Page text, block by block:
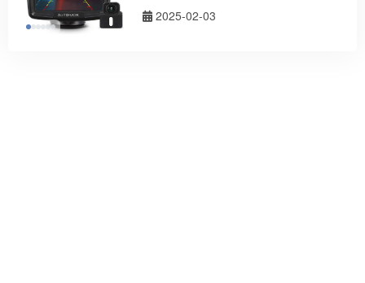
2025-02-03